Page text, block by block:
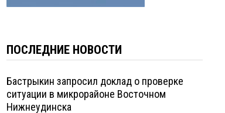
ПОСЛЕДНИЕ НОВОСТИ
Бастрыкин запросил доклад о проверке
ситуации в микрорайоне Восточном
Нижнеудинска